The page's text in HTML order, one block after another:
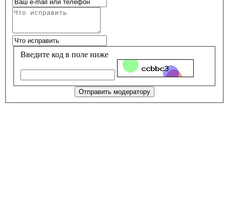
Введите код в поле ниже
Отправить модератору